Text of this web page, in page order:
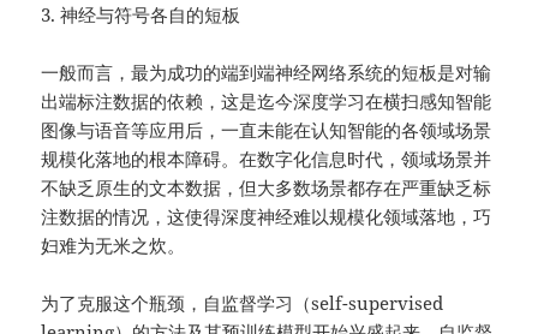
3. 神经与符号各自的短板
一般而言，最为成功的端到端神经网络系统的短板是对输
出端标注数据的依赖，这是迄今深度学习在横扫感知智能
图像与语音等应用后，一直未能在认知智能的各领域场景
规模化落地的根本障碍。在数字化信息时代，领域场景并
不缺乏原生的文本数据，但大多数场景都存在严重缺乏标
注数据的情况，这使得深度神经难以规模化领域落地，巧
妇难为无米之炊。
为了克服这个瓶颈，自监督学习（self-supervised